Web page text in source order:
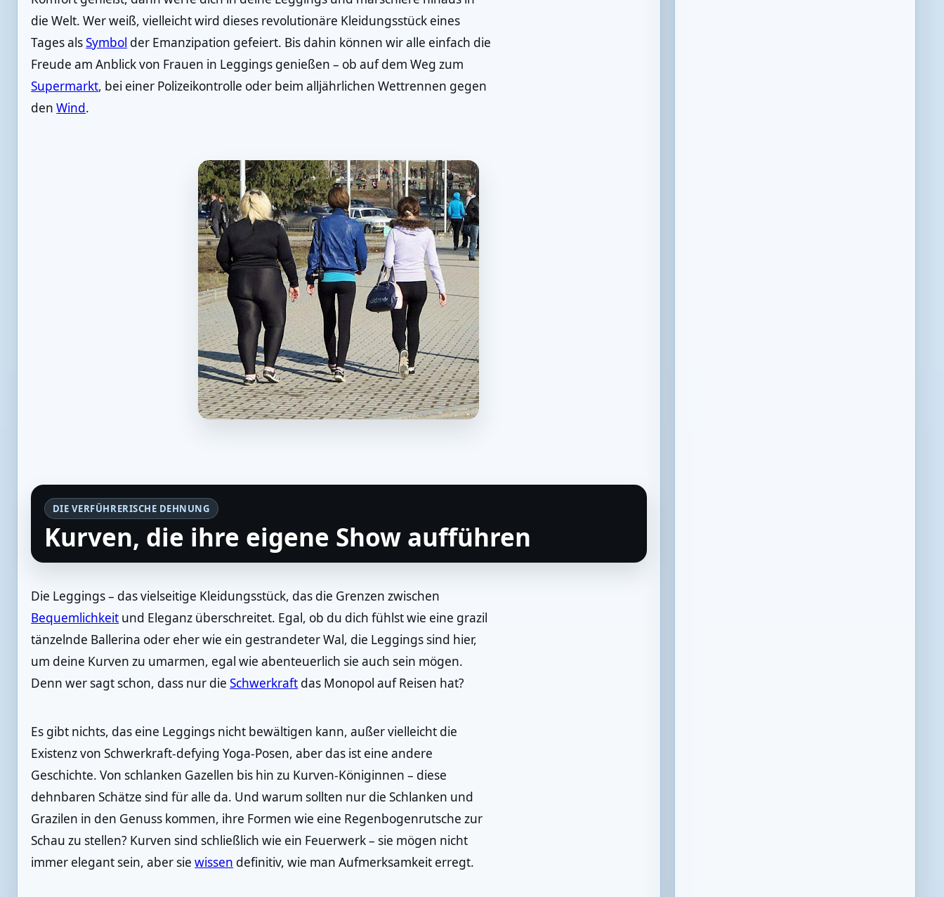
die Welt. Wer weiß, vielleicht wird dieses revolutionäre Kleidungsstück eines
Tages alsSymbol der Emanzipation gefeiert. Bis dahin können wir alle einfach die
Freude am Anblick von Frauen in Leggings genießen – ob auf dem Weg zum
Supermarkt, bei einer Polizeikontrolle oder beim alljährlichen Wettrennen gegen
denWind.
DIE VERFÜHRERISCHE DEHNUNG
Kurven, die ihre eigene Show aufführen
Die Leggings – das vielseitige Kleidungsstück, das die Grenzen zwischen
Bequemlichkeit und Eleganz überschreitet. Egal, ob du dich fühlst wie eine grazil
tänzelnde Ballerina oder eher wie ein gestrandeter Wal, die Leggings sind hier,
um deine Kurven zu umarmen, egal wie abenteuerlich sie auch sein mögen.
Denn wer sagt schon, dass nur dieSchwerkraft das Monopol auf Reisen hat?
Es gibt nichts, das eine Leggings nicht bewältigen kann, außer vielleicht die
Existenz von Schwerkraft-defying Yoga-Posen, aber das ist eine andere
Geschichte. Von schlanken Gazellen bis hin zu Kurven-Königinnen – diese
dehnbaren Schätze sind für alle da. Und warum sollten nur die Schlanken und
Grazilen in den Genuss kommen, ihre Formen wie eine Regenbogenrutsche zur
Schau zu stellen? Kurven sind schließlich wie ein Feuerwerk – sie mögen nicht
immer elegant sein, aber siewissen definitiv, wie man Aufmerksamkeit erregt.